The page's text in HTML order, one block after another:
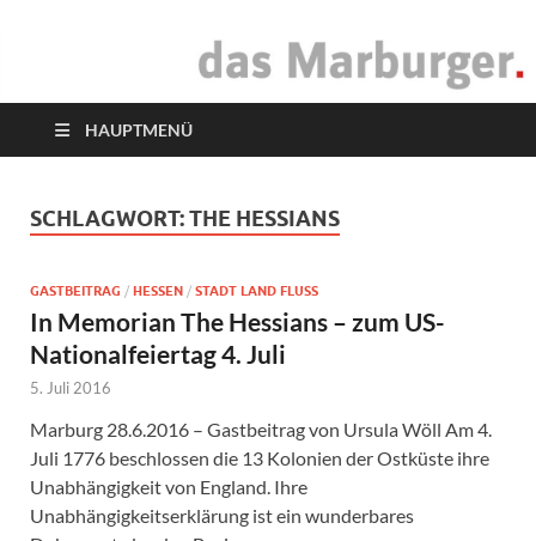
das Marburger.
HAUPTMENÜ
SCHLAGWORT:THE HESSIANS
GASTBEITRAG / HESSEN / STADT LAND FLUSS
In Memorian The Hessians – zum US-
Nationalfeiertag 4. Juli
5. Juli 2016
Marburg 28.6.2016 – Gastbeitrag von Ursula Wöll Am 4.
Juli 1776 beschlossen die 13 Kolonien der Ostküste ihre
Unabhängigkeit von England. Ihre
Unabhängigkeitserklärung ist ein wunderbares